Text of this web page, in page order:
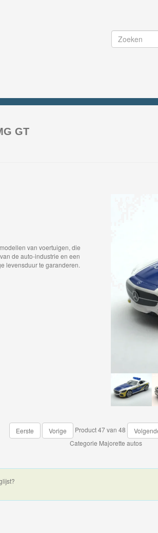
++
GT
van voertuigen, die
de auto-industrie en een
levensduur te garanderen.
Eerste
Vorige Product 47 van 48
Categorie Majorette autos